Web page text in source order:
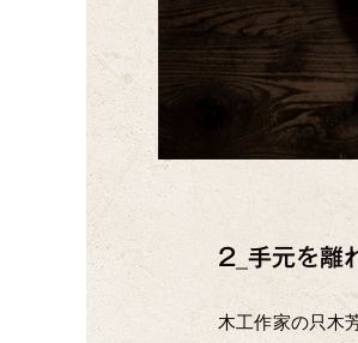
2_手元を離
木工作家の只木